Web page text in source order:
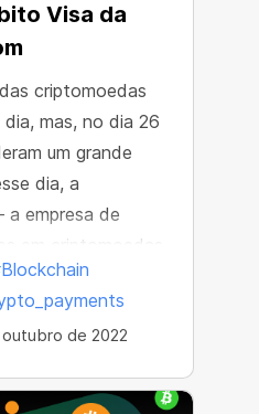
Visa da
criptomoedas
mas, no dia 26
um grande
dia, a
empresa de
em criptomoedas
— mostrou ao
de 2022